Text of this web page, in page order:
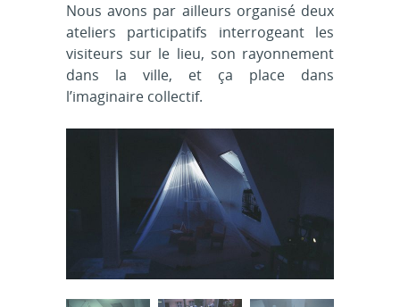
Nous avons par ailleurs organisé deux
ateliers participatifs interrogeant les
visiteurs sur le lieu, son rayonnement
dans la ville, et ça place dans
l’imaginaire collectif.